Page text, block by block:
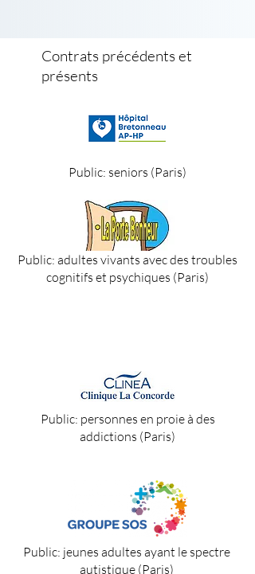
Contrats précédents et
présents
Public: seniors (Paris)
Public: adultes vivants avec des troubles
cognitifs et psychiques (Paris)
Public: personnes en proie à des
addictions (Paris)
Public: jeunes adultes ayant le spectre
autistique (Paris)